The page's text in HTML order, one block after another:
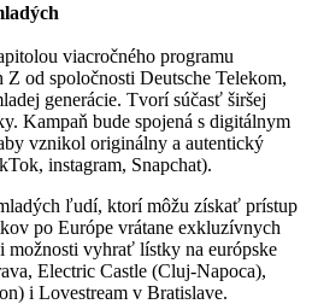
viacročného programu
Z od spoločnosti Deutsche Telekom,
generácie. Tvorí súčasť širšej
Kampaň bude spojená s digitálnym
vznikol originálny a autentický
instagram, Snapchat).
ľudí, ktorí môžu získať prístup
po Európe vrátane exkluzívnych
možnosti vyhrať lístky na európske
Electric Castle (Cluj-Napoca),
i Lovestream v Bratislave.